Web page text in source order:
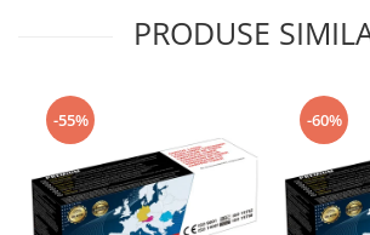
PRODUSE
-55% -60%